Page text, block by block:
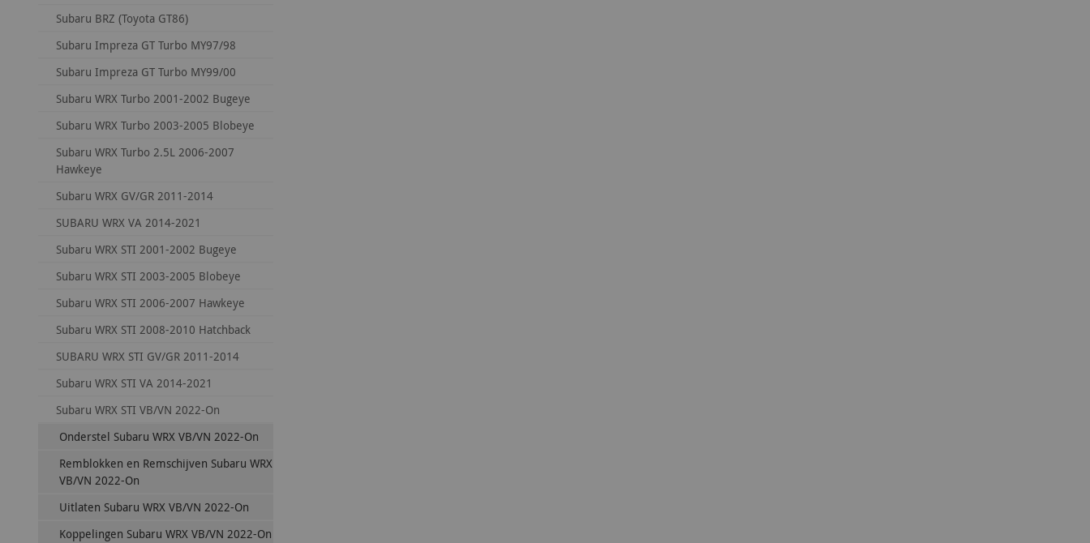
Subaru BRZ (Toyota GT86)
Subaru Impreza GT Turbo MY97/98
Subaru Impreza GT Turbo MY99/00
Subaru WRX Turbo 2001-2002 Bugeye
Subaru WRX Turbo 2003-2005 Blobeye
Subaru WRX Turbo 2.5L 2006-2007
Hawkeye
Subaru WRX GV/GR 2011-2014
SUBARU WRX VA 2014-2021
Subaru WRX STI 2001-2002 Bugeye
Subaru WRX STI 2003-2005 Blobeye
Subaru WRX STI 2006-2007 Hawkeye
Subaru WRX STI 2008-2010 Hatchback
SUBARU WRX STI GV/GR 2011-2014
Subaru WRX STI VA 2014-2021
Subaru WRX STI VB/VN 2022-On
Onderstel Subaru WRX VB/VN 2022-On
Remblokken en Remschijven Subaru WRX
VB/VN 2022-On
Uitlaten Subaru WRX VB/VN 2022-On
Koppelingen Subaru WRX VB/VN 2022-On